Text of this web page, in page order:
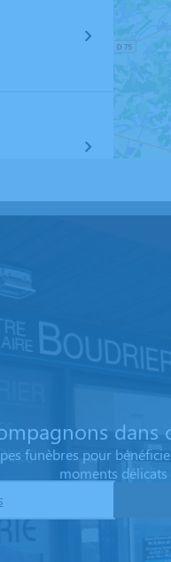
dans
funèbres pour
moments délicats